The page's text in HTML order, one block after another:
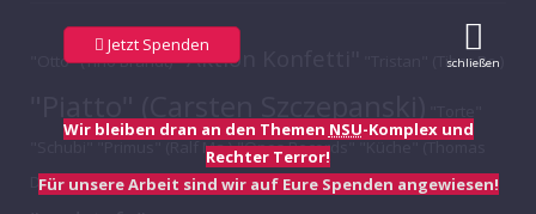
"Otto" (Tino Brandt)"Aktion Konfetti" "Tristan" (Tibor Re.)
"Schubi""Primus" (Ralf Ma.)"Opos Records""Küche" (Thomas
Di.) "Steini" "Onkel" "Oskar" (Tino Brandt) "Major Williams"
schließen
Jetzt Spenden
Wir bleiben dran an den Themen NSU-Komplex und
Rechter Terror!
Für unsere Arbeit sind wir auf Eure Spenden angewiesen!